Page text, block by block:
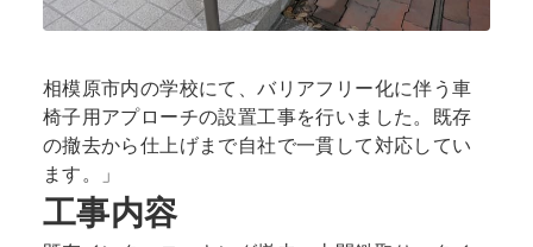
相模原市内の学校にて、バリアフリー化に伴う車
椅子用アプローチの設置工事を行いました。既存
の撤去から仕上げまで自社で一貫して対応してい
ます。」
工事内容